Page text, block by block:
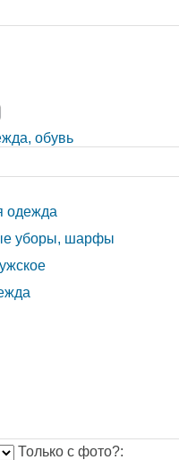
обувь
одежда
уборы, шарфы
Только с фото?: